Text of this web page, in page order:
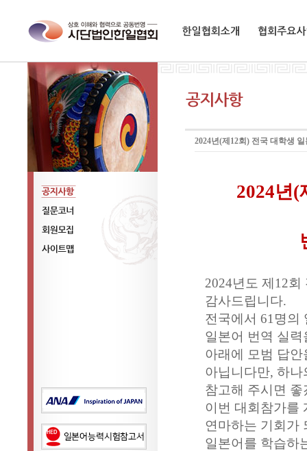
공지사항
질문코너
회원모집
2024년(제12회) 전국 대학생
2024년(
2024년도 제 12회
감사드립니다.
전국에서 61 명의
일본어 번역 실
아래에 모범 답
아닙니다만, 하나
참고해 주시면 좋
이번 대회참가를
연마하는 기회가
일본어를 학습하